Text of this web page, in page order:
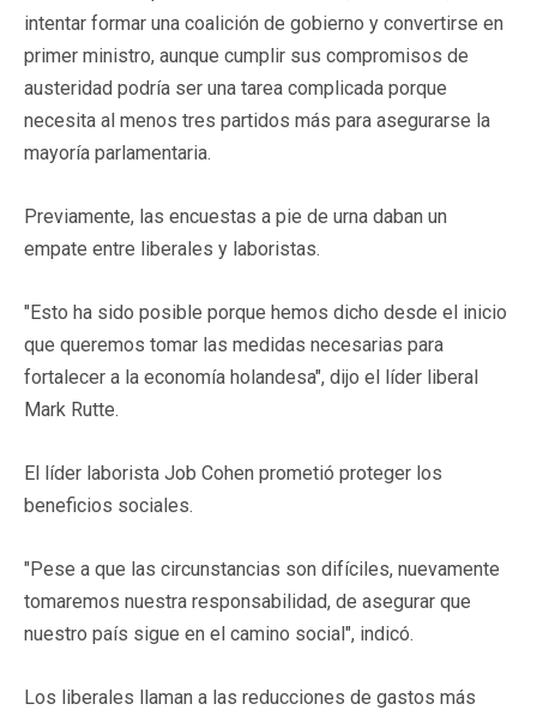
intentar formar una coalición de gobierno y convertirse en
primer ministro, aunque cumplir sus compromisos de
austeridad podría ser una tarea complicada porque
necesita al menos tres partidos más para asegurarse la
mayoría parlamentaria.
Previamente, las encuestas a pie de urna daban un
empate entre liberales y laboristas.
"Esto ha sido posible porque hemos dicho desde el inicio
que queremos tomar las medidas necesarias para
fortalecer a la economía holandesa", dijo el líder liberal
Mark Rutte.
El líder laborista Job Cohen prometió proteger los
beneficios sociales.
"Pese a que las circunstancias son difíciles, nuevamente
tomaremos nuestra responsabilidad, de asegurar que
nuestro país sigue en el camino social", indicó.
Los liberales llaman a las reducciones de gastos más